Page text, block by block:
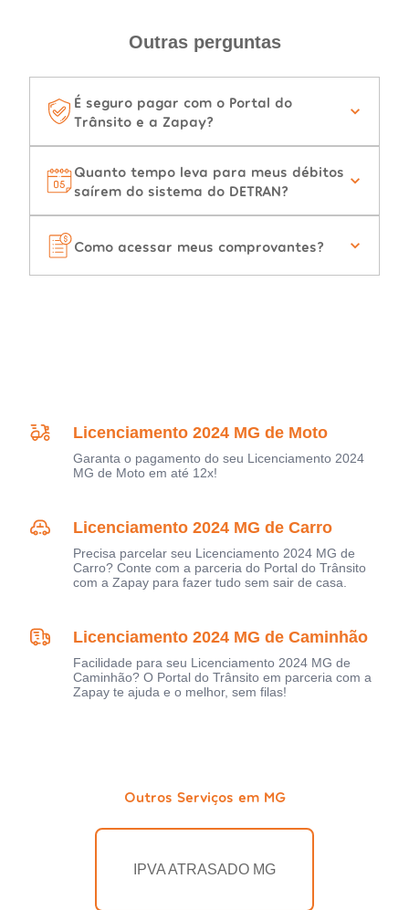
Outras perguntas
É seguro pagar com o Portal do
Trânsito e a Zapay?
Quanto tempo leva para meus débitos
saírem do sistema do DETRAN?
Como acessar meus comprovantes?
Licenciamento 2024 MG de Moto
Garanta o pagamento do seu Licenciamento 2024
MG de Moto em até 12x!
Licenciamento 2024 MG de Carro
Precisa parcelar seu Licenciamento 2024 MG de
Carro? Conte com a parceria do Portal do Trânsito
com a Zapay para fazer tudo sem sair de casa.
Licenciamento 2024 MG de Caminhão
Facilidade para seu Licenciamento 2024 MG de
Caminhão? O Portal do Trânsito em parceria com a
Zapay te ajuda e o melhor, sem filas!
Outros Serviços em MG
IPVA ATRASADO MG